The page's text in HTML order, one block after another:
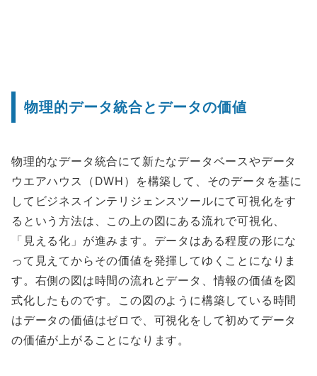
物理的データ統合とデータの価値
物理的なデータ統合にて新たなデータベースやデータ
ウエアハウス（DWH）を構築して、そのデータを基に
してビジネスインテリジェンスツールにて可視化をす
るという方法は、この上の図にある流れで可視化、
「見える化」が進みます。データはある程度の形にな
って見えてからその価値を発揮してゆくことになりま
す。右側の図は時間の流れとデータ、情報の価値を図
式化したものです。この図のように構築している時間
はデータの価値はゼロで、可視化をして初めてデータ
の価値が上がることになります。